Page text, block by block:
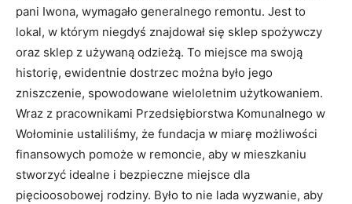
pani Iwona, wymagało generalnego remontu. Jest to
lokal, w którym niegdyś znajdował się sklep spożywczy
oraz sklep z używaną odzieżą. To miejsce ma swoją
historię, ewidentnie dostrzec można było jego
zniszczenie, spowodowane wieloletnim użytkowaniem.
Wraz z pracownikami Przedsiębiorstwa Komunalnego w
Wołominie ustaliliśmy, że fundacja w miarę możliwości
finansowych pomoże w remoncie, aby w mieszkaniu
stworzyć idealne i bezpieczne miejsce dla
pięcioosobowej rodziny. Było to nie lada wyzwanie, aby